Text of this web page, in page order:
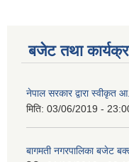
बजेट तथा
नेपाल सरकार द्वारा
मिति: 03/06/2019 -
बागमती नगरपालिका बजेट